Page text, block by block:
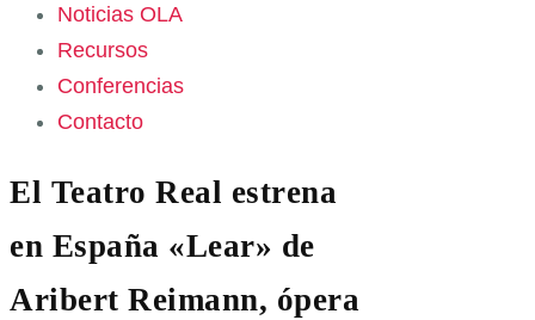
Noticias OLA
Recursos
Conferencias
Contacto
El Teatro Real estrena
en España «Lear» de
Aribert Reimann, ópera